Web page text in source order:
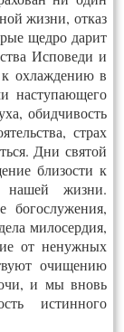
жизни, отказ
щедро дарит
Ис­по­веди и
охлаждению в
наступающего
обид­чи­вость
страх
Дни святой
близости к
нашей жизни.
богослужения,
мило­сер­дия,
от ненужных
очищению
и мы вновь
истинного